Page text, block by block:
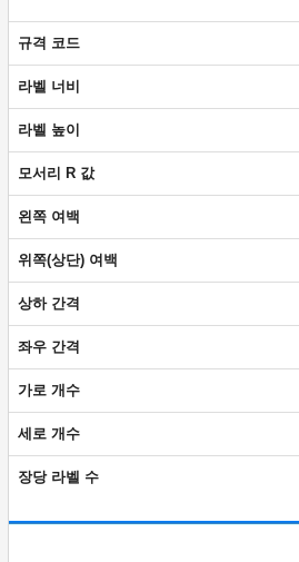
규격 코드
라벨 너비
라벨 높이
모서리 R 값
왼쪽 여백
위쪽(상단) 여백
상하 간격
좌우 간격
가로 개수
세로 개수
장당 라벨 수